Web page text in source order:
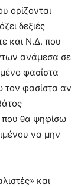
ορίζονται
δεξιές
και Ν.Δ. που
ανάμεσα σε
φασίστα
τον φασίστα αν
που θα ψηφίσω
να μην
και